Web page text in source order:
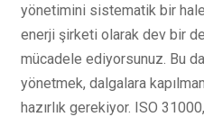
yönetimini sistematik bir
enerji şirketi olarak dev bir
mücadele ediyorsunuz. Bu
yönetmek, dalgalara
hazırlık gerekiyor. ISO